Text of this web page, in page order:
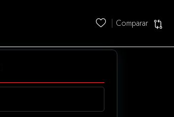
Comparar